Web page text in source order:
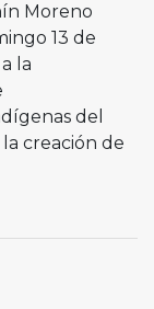
Moreno
13 de
la
del
creación de